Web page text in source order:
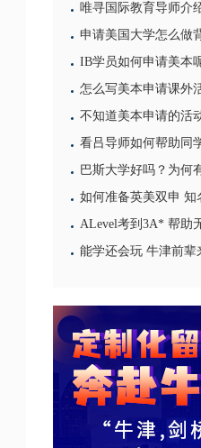
唯寻国际教育导师介绍|参加支教 拿下国家
申请美国大学怎么做背景提升 结合自己
IB学员如何申请美本呢？来看看Gia
怎么写美本申请课外活动呢？来
不知道美本申请的活动怎么写？小刘导师的
看吕导师如何帮助同学克服体制
巴斯大学好吗？为何有人
如何准备英美双申 知名大学造梦师用
ALevel考到3A* 帮助无数同学们做英国本科申请选择
能学还会玩 牛津前辈来告诉你